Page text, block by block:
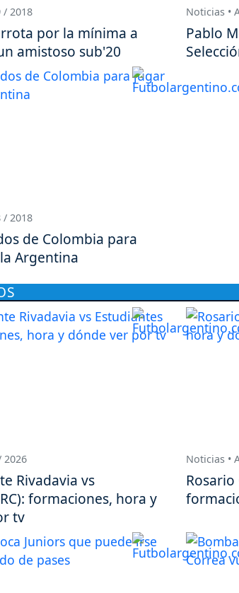
/ 2018
por la mínima a
amistoso sub'20
Noticias •
Pablo
/ 2018
de Colombia para
Argentina
2026
Rivadavia vs
formaciones, hora y
tv
Noticias •